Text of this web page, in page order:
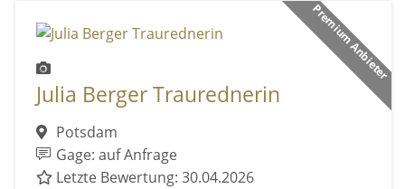
Premium Anbieter
Julia Berger Traurednerin
Potsdam
Gage: auf Anfrage
Letzte Bewertung: 30.04.2026